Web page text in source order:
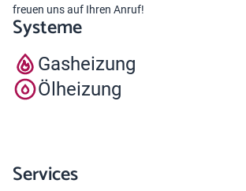
freuen uns auf Ihren Anruf!
Systeme
Gasheizung
Ölheizung
Services